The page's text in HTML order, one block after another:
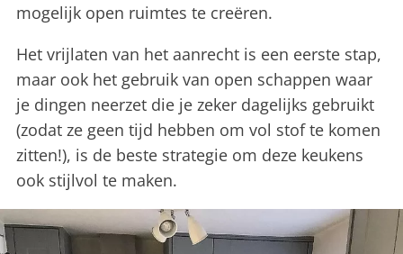
mogelijk open ruimtes te creëren.
Het vrijlaten van het aanrecht is een eerste stap,
maar ook het gebruik van open schappen waar
je dingen neerzet die je zeker dagelijks gebruikt
(zodat ze geen tijd hebben om vol stof te komen
zitten!), is de beste strategie om deze keukens
ook stijlvol te maken.